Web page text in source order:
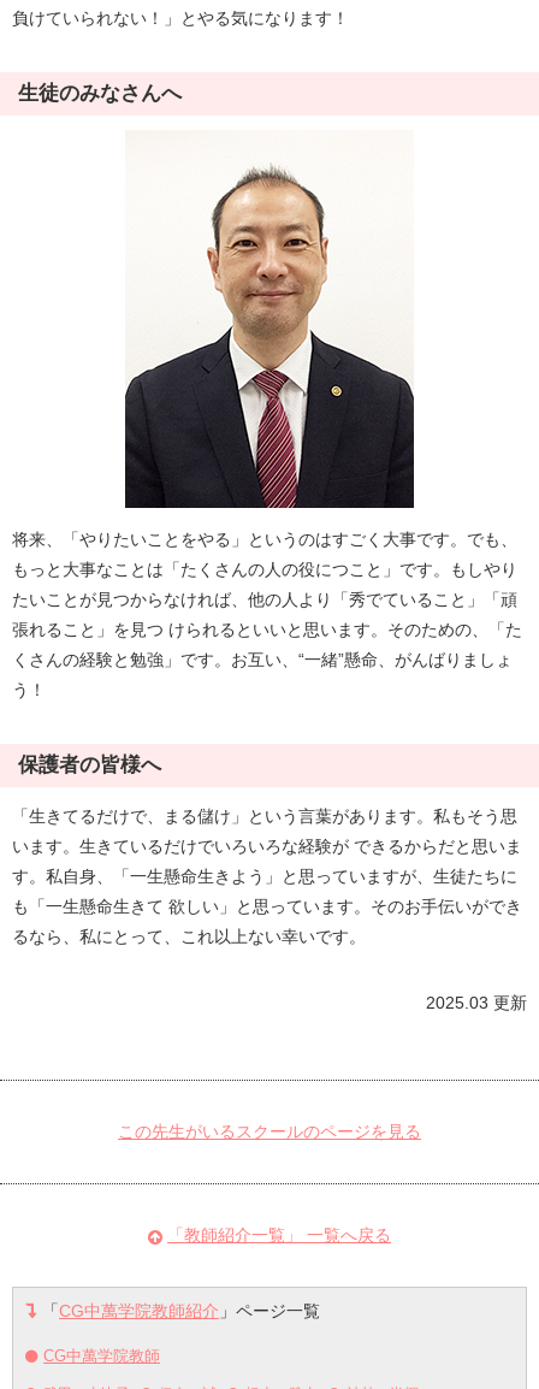
負けていられない！」とやる気になります！
生徒のみなさんへ
将来、「やりたいことをやる」というのはすごく大事です。でも、
もっと大事なことは「たくさんの人の役につこと」です。もしやり
たいことが見つからなければ、他の人より「秀でていること」「頑
張れること」を見つ けられるといいと思います。そのための、「た
くさんの経験と勉強」です。お互い、“一緒”懸命、がんばりましょ
う！
保護者の皆様へ
「生きてるだけで、まる儲け」という言葉があります。私もそう思
います。生きているだけでいろいろな経験が できるからだと思いま
す。私自身、「一生懸命生きよう」と思っていますが、生徒たちに
も「一生懸命生きて 欲しい」と思っています。そのお手伝いができ
るなら、私にとって、これ以上ない幸いです。
2025.03 更新
この先生がいるスクールのページを見る
「教師紹介一覧」 一覧へ戻る
「CG中萬学院教師紹介 」ページ一覧
CG中萬学院教師